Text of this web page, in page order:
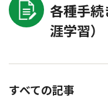
各種手
涯学習）
すべての記事